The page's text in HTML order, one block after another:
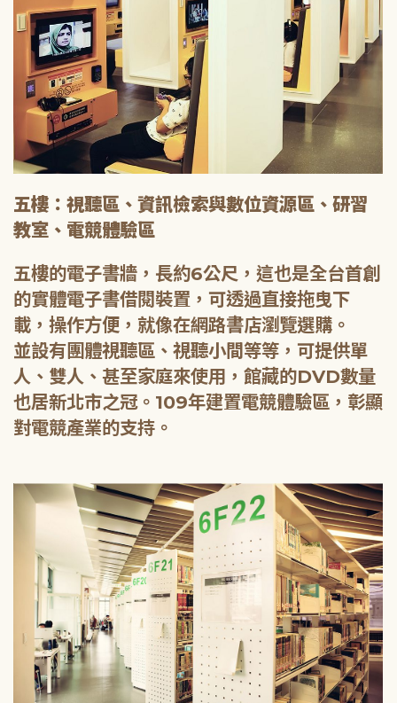
五樓：視聽區、資訊檢索與數位資源區、研習
教室、電競體驗區
五樓的電子書牆，長約6公尺，這也是全台首創
的實體電子書借閱裝置，可透過直接拖曳下
載，操作方便，就像在網路書店瀏覽選購。
並設有團體視聽區、視聽小間等等，可提供單
人、雙人、甚至家庭來使用，館藏的DVD數量
也居新北市之冠。109年建置電競體驗區，彰顯
對電競產業的支持。